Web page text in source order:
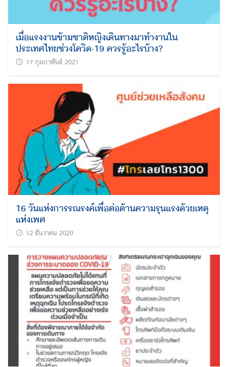
Search
for:
เมื่อแรงงานข้ามชาติหญิงเดินทางมาทำงานใน
ประเทศไทยช่วงโควิด-19 ควรรู้อะไรบ้าง?
17 กุมภาพันธ์ 2021
16 วันแห่งการรณรงค์เพื่อต่อต้านความรุนแรงด้วยเหตุ
แห่งเพศ
12 ธันวาคม 2020